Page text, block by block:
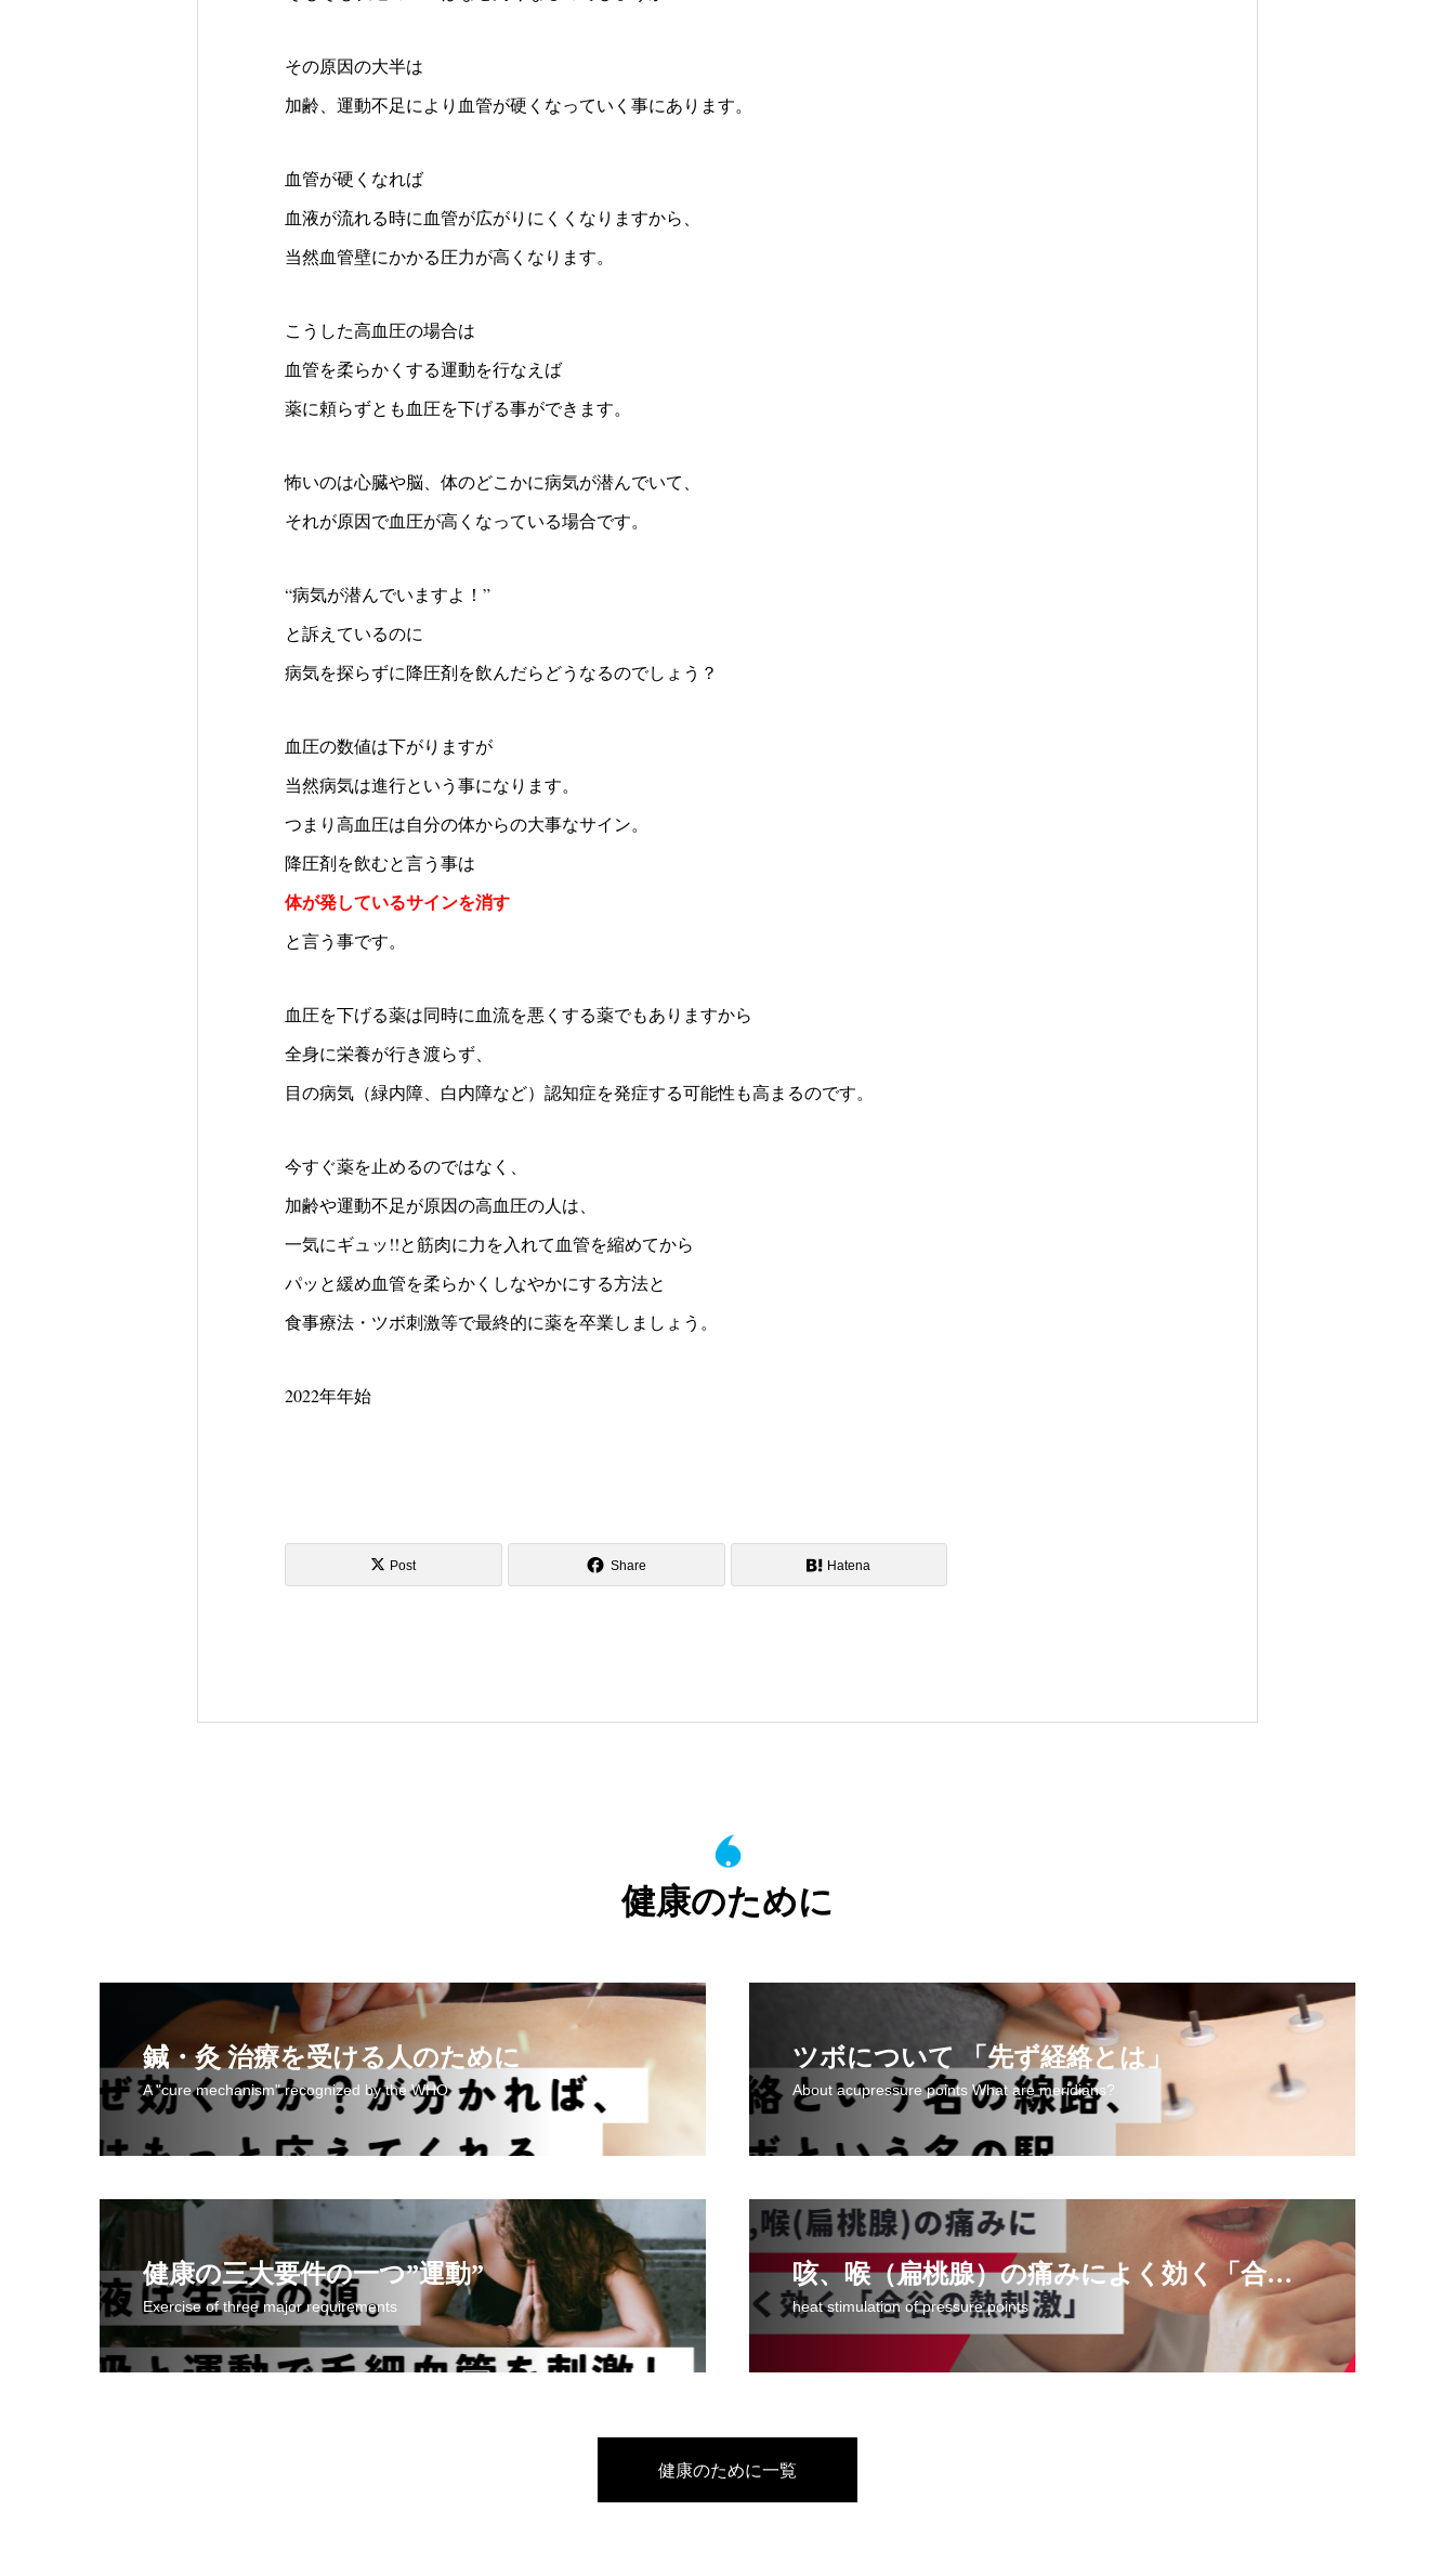
その原因の大半は
加齢、運動不足により血管が硬くなっていく事にあります。
血管が硬くなれば
血液が流れる時に血管が広がりにくくなりますから、
当然血管壁にかかる圧力が高くなります。
こうした高血圧の場合は
血管を柔らかくする運動を行なえば
薬に頼らずとも血圧を下げる事ができます。
怖いのは心臓や脳、体のどこかに病気が潜んでいて、
それが原因で血圧が高くなっている場合です。
“病気が潜んでいますよ！”
と訴えているのに
病気を探らずに降圧剤を飲んだらどうなるのでしょう？
血圧の数値は下がりますが
当然病気は進行という事になります。
つまり高血圧は自分の体からの大事なサイン。
降圧剤を飲むと言う事は
体が発しているサインを消す
と言う事です。
血圧を下げる薬は同時に血流を悪くする薬でもありますから
全身に栄養が行き渡らず、
目の病気（緑内障、白内障など）認知症を発症する可能性も高まるのです。
今すぐ薬を止めるのではなく、
加齢や運動不足が原因の高血圧の人は、
一気にギュッ!!と筋肉に力を入れて血管を縮めてから
パッと緩め血管を柔らかくしなやかにする方法と
食事療法・ツボ刺激等で最終的に薬を卒業しましょう。
2022年年始
Post Share Hatena
健康のために
鍼・灸 治療を受ける人のために
A "cure mechanism" recognized by the WHO
ツボについて 「先ず経絡とは」
About acupressure points What are meridians?
健康の三大要件の一つ”運動”
Exercise of three major requirements
咳、喉（扁桃腺）の痛みによく効く「合谷の熱刺激」
heat stimulation of pressure points
健康のために一覧